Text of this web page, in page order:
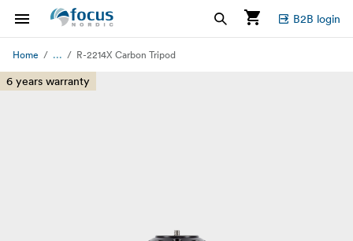
B2B login
Home ... R-2214X Carbon Tripod
6 years warranty